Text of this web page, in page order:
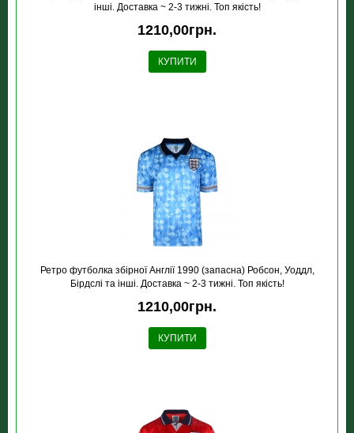
інші. Доставка ~ 2-3 тижні. Топ якість!
1210,00грн.
КУПИТИ
Ретро футболка збірної Англії 1990 (запасна) Робсон, Уоддл,
Бірдслі та інші. Доставка ~ 2-3 тижні. Топ якість!
1210,00грн.
КУПИТИ